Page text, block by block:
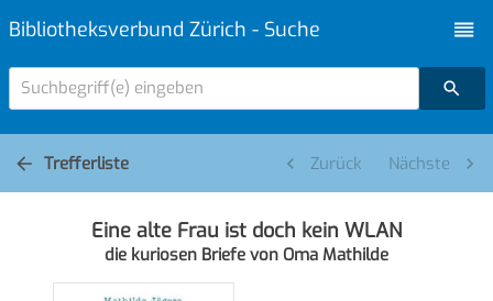
Bibliotheksverbund Zürich - Suche
Suchbegriff(e) eingeben
Trefferliste Zurück Nächste
Eine alte Frau ist doch kein WLAN
die kuriosen Briefe von Oma Mathilde